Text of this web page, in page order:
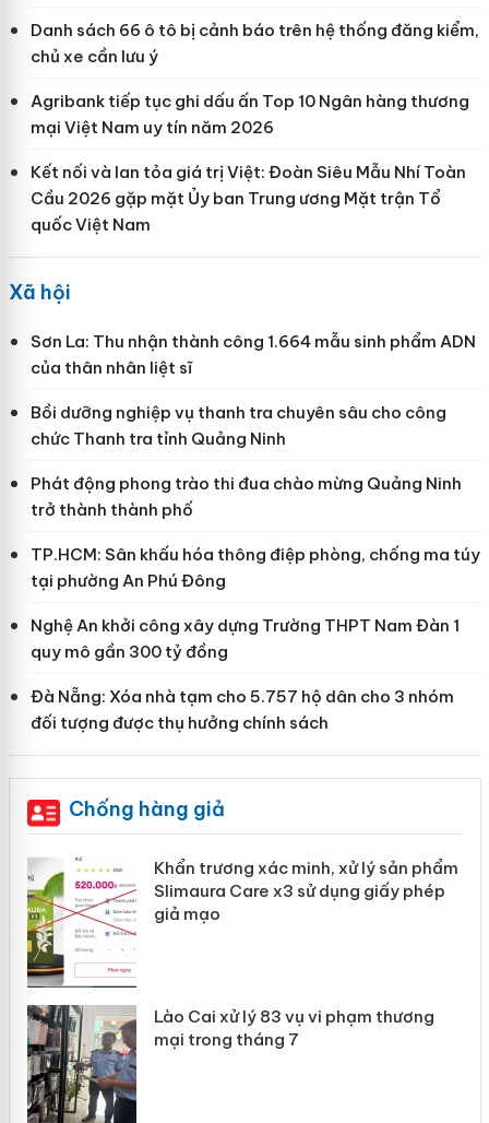
Danh sách 66 ô tô bị cảnh báo trên hệ thống đăng kiểm,
chủ xe cần lưu ý
Agribank tiếp tục ghi dấu ấn Top 10 Ngân hàng thương
mại Việt Nam uy tín năm 2026
Kết nối và lan tỏa giá trị Việt: Đoàn Siêu Mẫu Nhí Toàn
Cầu 2026 gặp mặt Ủy ban Trung ương Mặt trận Tổ
quốc Việt Nam
Xã hội
Sơn La: Thu nhận thành công 1.664 mẫu sinh phẩm ADN
của thân nhân liệt sĩ
Bồi dưỡng nghiệp vụ thanh tra chuyên sâu cho công
chức Thanh tra tỉnh Quảng Ninh
Phát động phong trào thi đua chào mừng Quảng Ninh
trở thành thành phố
TP.HCM: Sân khấu hóa thông điệp phòng, chống ma túy
tại phường An Phú Đông
Nghệ An khởi công xây dựng Trường THPT Nam Đàn 1
quy mô gần 300 tỷ đồng
Đà Nẵng: Xóa nhà tạm cho 5.757 hộ dân cho 3 nhóm
đối tượng được thụ hưởng chính sách
Chống hàng giả
Khẩn trương xác minh, xử lý sản phẩm
Slimaura Care x3 sử dụng giấy phép
giả mạo
Lào Cai xử lý 83 vụ vi phạm thương
mại trong tháng 7